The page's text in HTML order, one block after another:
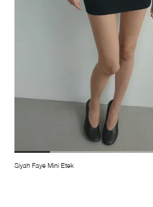
Siyah Faye Mini Etek